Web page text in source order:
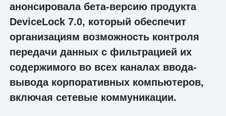
анонсировала бета-версию продукта
DeviceLock 7.0, который обеспечит
организациям возможность контроля
передачи данных с фильтрацией их
содержимого во всех каналах ввода-
вывода корпоративных компьютеров,
включая сетевые коммуникации.